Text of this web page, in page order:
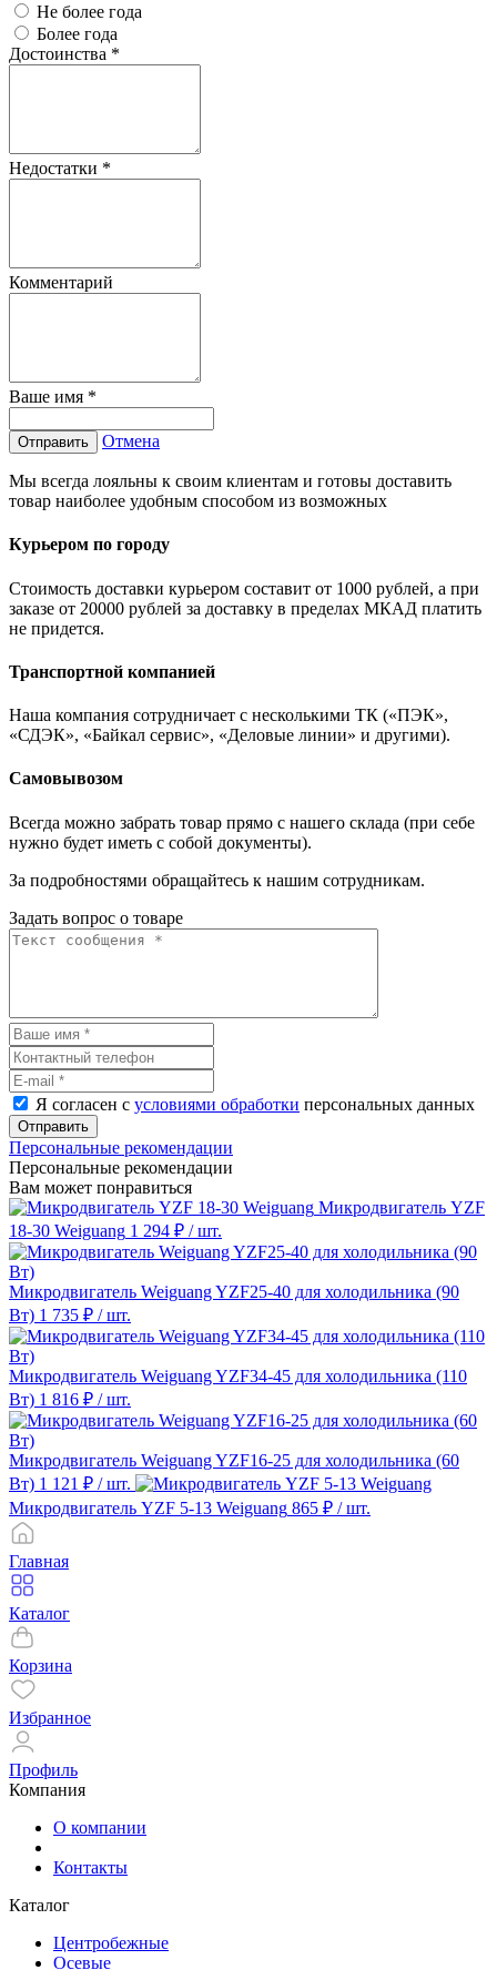
Не более года
Более года
Достоинства *
Недостатки *
Комментарий
Ваше имя *
Отправить Отмена
Мы всегда лояльны к своим клиентам и готовы доставить
товар наиболее удобным способом из возможных
Курьером по городу
Стоимость доставки курьером составит от 1000 рублей, а при
заказе от 20000 рублей за доставку в пределах МКАД платить
не придется.
Транспортной компанией
Наша компания сотрудничает с несколькими ТК («ПЭК»,
«СДЭК», «Байкал сервис», «Деловые линии» и другими).
Самовывозом
Всегда можно забрать товар прямо с нашего склада (при себе
нужно будет иметь с собой документы).
За подробностями обращайтесь к нашим сотрудникам.
Задать вопрос о товаре
Я согласен с условиями обработки персональных данных
Отправить
Персональные рекомендации
Персональные рекомендации
Вам может понравиться
Микродвигатель YZF
18-30 Weiguang 1 294 ₽ / шт.
Микродвигатель Weiguang YZF25-40 для холодильника (90
Вт) 1 735 ₽ / шт.
Микродвигатель Weiguang YZF34-45 для холодильника (110
Вт) 1 816 ₽ / шт.
Микродвигатель Weiguang YZF16-25 для холодильника (60
Вт) 1 121 ₽ / шт.
Микродвигатель YZF 5-13 Weiguang 865 ₽ / шт.
Главная
Каталог
Корзина
Избранное
Профиль
Компания
О компании
Контакты
Каталог
Центробежные
Осевые